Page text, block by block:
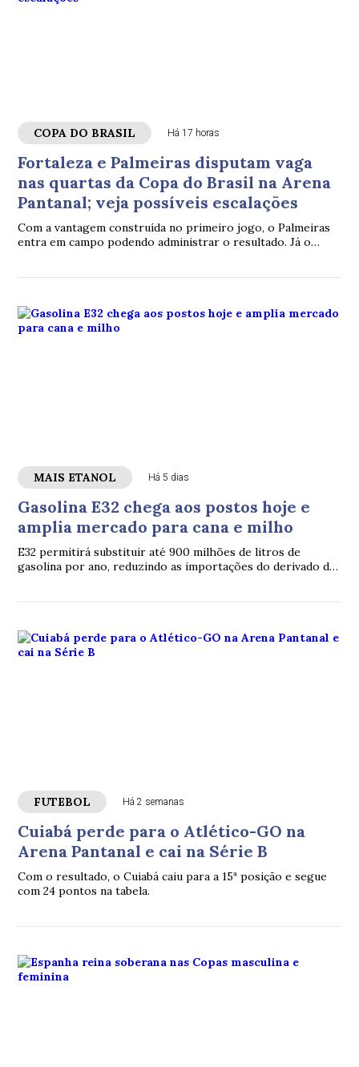
COPA DO BRASIL Há 17 horas
Fortaleza e Palmeiras disputam vaga
nas quartas da Copa do Brasil na Arena
Pantanal; veja possíveis escalações
Com a vantagem construída no primeiro jogo, o Palmeiras
entra em campo podendo administrar o resultado. Já o
MAIS ETANOL Há 5 dias
Gasolina E32 chega aos postos hoje e
amplia mercado para cana e milho
E32 permitirá substituir até 900 milhões de litros de
gasolina por ano, reduzindo as importações do derivado de
FUTEBOL Há 2 semanas
Cuiabá perde para o Atlético-GO na
Arena Pantanal e cai na Série B
Com o resultado, o Cuiabá caiu para a 15ª posição e segue
com 24 pontos na tabela.